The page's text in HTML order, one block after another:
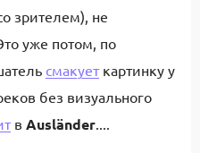
зрителем), не
уже потом, по
смакует картинку у
без визуального
в Ausländer....